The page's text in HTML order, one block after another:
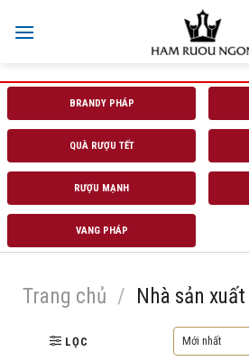
BRANDY PHÁP
QUÀ RƯỢU TẾT
RƯỢU MẠNH
VANG PHÁP
Trang chủ / Nhà sản xuất
LỌC